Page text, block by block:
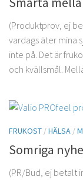
(Produktprov, ej
vardags äter mina
inte på. Det är
och kvällsmål.
FRUKOST /HÄLSA /
Somriga
(PR/Bud, ej betalt